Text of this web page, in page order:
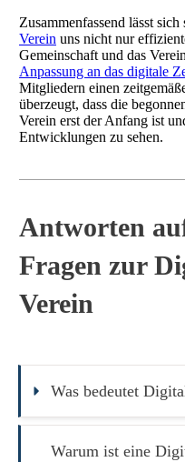
Zusammenfassend lässt sich
Verein uns nicht nur
Gemeinschaft und das
Anpassung an das digitale
Mitgliedern einen
überzeugt, dass die
Verein erst der Anfang ist
Entwicklungen zu sehen.
Antworten
Fragen zur
Verein
Was bedeutet
Warum ist eine